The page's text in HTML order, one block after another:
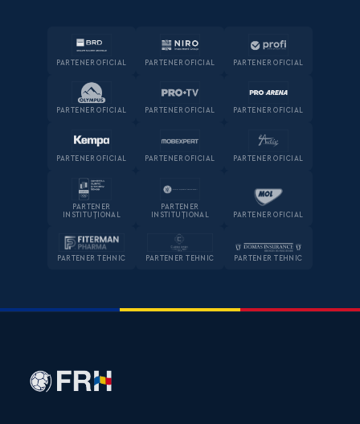
PARTENER OFICIAL PARTENER OFICIAL PARTENER OFICIAL
PARTENER OFICIAL PARTENER OFICIAL PARTENER OFICIAL
PARTENER OFICIAL PARTENER OFICIAL PARTENER OFICIAL
PARTENER
INSTITUȚIONAL
PARTENER
INSTITUȚIONAL
PARTENER OFICIAL
PARTENER TEHNIC PARTENER TEHNIC PARTENER TEHNIC